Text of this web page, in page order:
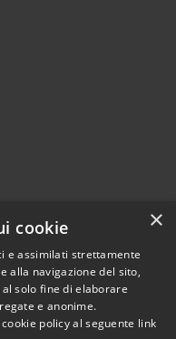
Copyright © 2026 • Città di
Montecchio Maggiore •
Powered byMunicipium •
×
cookie
e assimilati strettamente
alla navigazione del sito,
solo fine di elaborare
e anonime.
policy al seguente link